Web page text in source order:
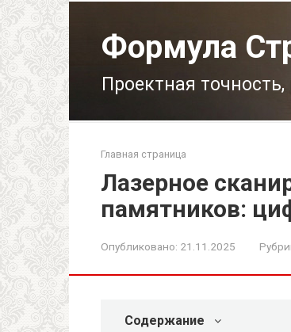
Формула
Проектная
Главная страница
Лазерное
памятников:
Опубликовано: 21.11.2025
Содержание